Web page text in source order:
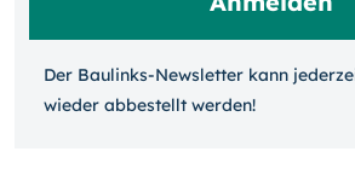
Der Baulinks-Newsletter kann
wieder ab­bestellt werden!